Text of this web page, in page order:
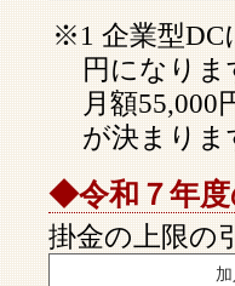
※1 企業型DC
円になりま
月額55,000
が決まりま
◆令和７年度
掛金の上限の